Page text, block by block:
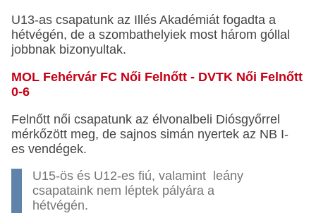
U13-as csapatunk az Illés Akadémiát fogadta a
hétvégén, de a szombathelyiek most három góllal
jobbnak bizonyultak.
MOL Fehérvár FC Női Felnőtt - DVTK Női Felnőtt
0-6
Felnőtt női csapatunk az élvonalbeli Diósgyőrrel
mérkőzött meg, de sajnos simán nyertek az NB I-
es vendégek.
U15-ös és U12-es fiú, valamint leány
csapataink nem léptek pályára a
hétvégén.